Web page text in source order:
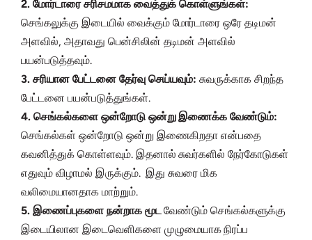
2. மோர்டாரை சரிசமமாக வைத்துக் கொள்ளுங்கள்:
செங்கலுக்கு இடையில் வைக்கும் மோர்டாரை ஒரே தடிமன்
அளவில், அதாவது பென்சிலின் தடிமன் அளவில்
பயன்படுத்தவும்.
3. சரியான பேட்டனை தேர்வு செய்யவும்: சுவருக்காக சிறந்த
பேட்டனை பயன்படுத்துங்கள்.
4. செங்கல்களை ஒன்றோடு ஒன்று இணைக்க வேண்டும்:
செங்கல்கள் ஒன்றோடு ஒன்று இணைகிறதா என்பதை
கவனித்துக் கொள்ளவும். இதனால் சுவர்களில் நேர்கோடுகள்
எதுவும் விழாமல் இருக்கும். இது சுவரை மிக
வலிமையானதாக மாற்றும்.
5. இணைப்புகளை நன்றாக மூட வேண்டும் செங்கல்களுக்கு
இடையிலான இடைவெளிகளை முழுமையாக நிரப்ப